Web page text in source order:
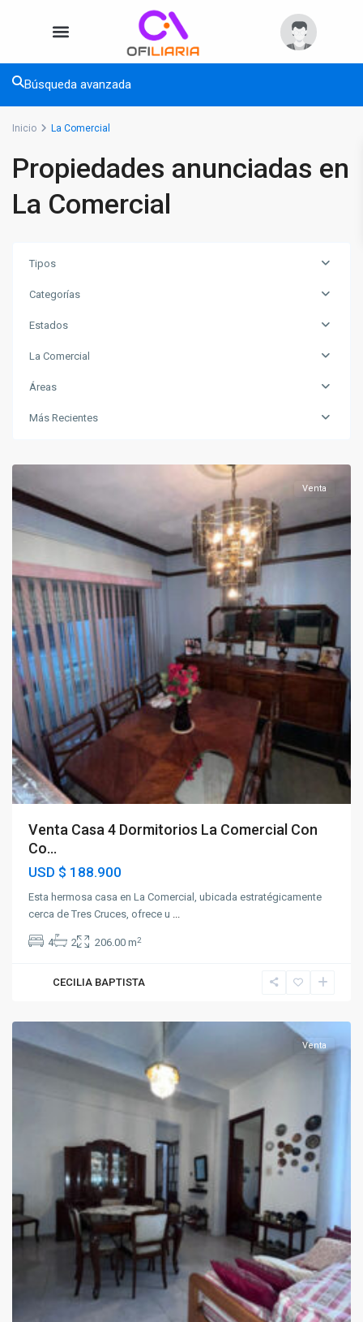
Búsqueda avanzada
Inicio La Comercial
Propiedades anunciadas en
La Comercial
Tipos
Categorías
Estados
La Comercial
Áreas
Más Recientes
Venta
Venta Casa 4 Dormitorios La Comercial Con
Co...
USD $ 188.900
Esta hermosa casa en La Comercial, ubicada estratégicamente
cerca de Tres Cruces, ofrece u ...
4 2 206.00 m2
CECILIA BAPTISTA
Venta